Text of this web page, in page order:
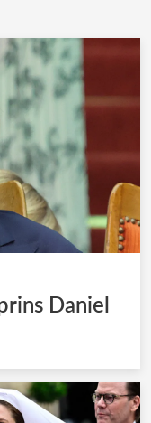
Daniel